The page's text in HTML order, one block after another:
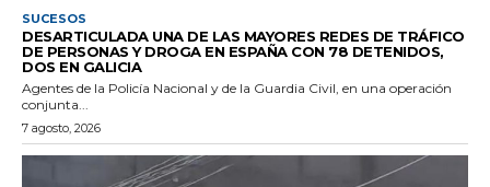
SUCESOS
DESARTICULADA UNA DE LAS MAYORES REDES DE TRÁFICO
DE PERSONAS Y DROGA EN ESPAÑA CON 78 DETENIDOS,
DOS EN GALICIA
Agentes de la Policía Nacional y de la Guardia Civil, en una operación
conjunta...
7 agosto, 2026